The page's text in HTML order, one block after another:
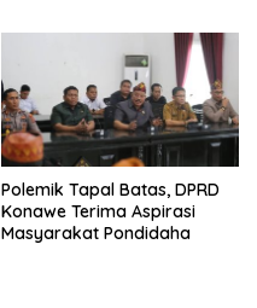
Polemik Tapal Batas, DPRD
Konawe Terima Aspirasi
Masyarakat Pondidaha